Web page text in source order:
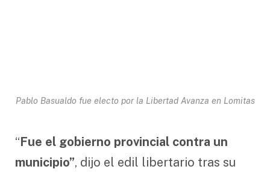
Pablo Basualdo fue electo por la Libertad Avanza en Lomitas
“Fue el gobierno provincial contra un
municipio”, dijo el edil libertario tras su